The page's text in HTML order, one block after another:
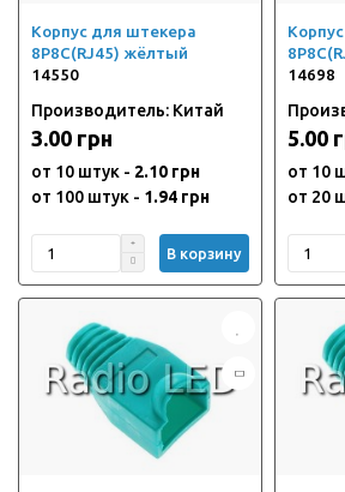
Корпус для штекера
8P8C(RJ45) жёлтый
14550
Производитель: Китай
3.00 грн
от 10 штук - 2.10 грн
от 100 штук - 1.94 грн
В корзину
14698
5.00
от 10
от 20